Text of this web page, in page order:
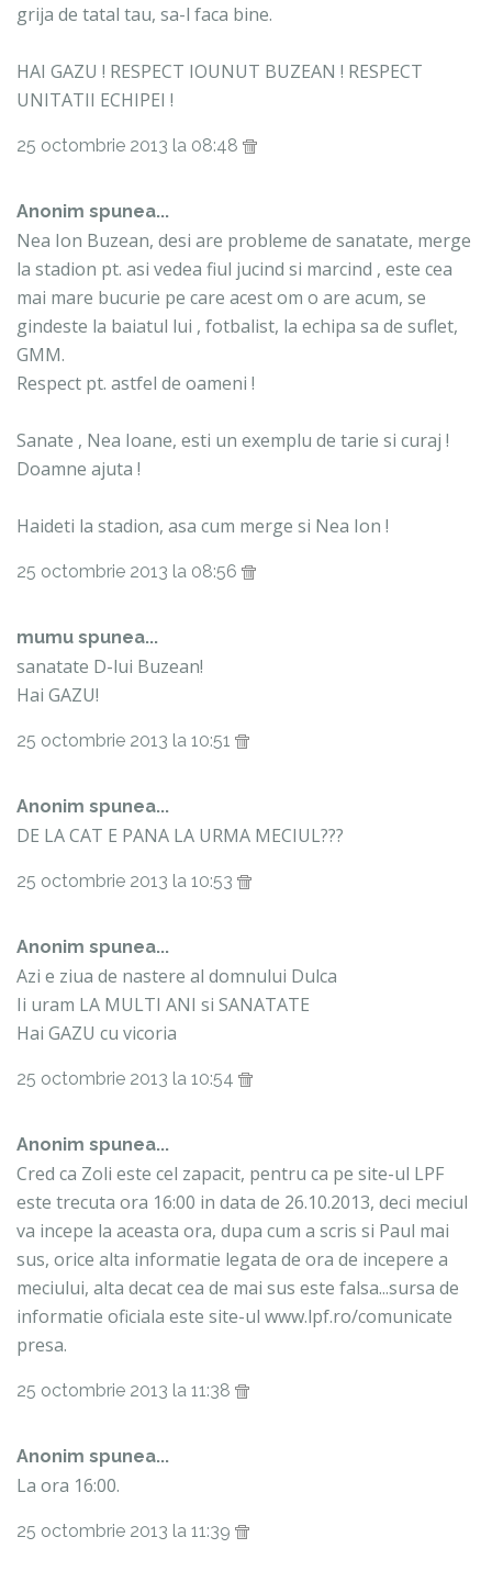
grija de tatal tau, sa-l faca bine.
HAI GAZU ! RESPECT IOUNUT BUZEAN ! RESPECT
UNITATII ECHIPEI !
25 octombrie 2013 la 08:48
Anonim spunea...
Nea Ion Buzean, desi are probleme de sanatate, merge
la stadion pt. asi vedea fiul jucind si marcind , este cea
mai mare bucurie pe care acest om o are acum, se
gindeste la baiatul lui , fotbalist, la echipa sa de suflet,
GMM.
Respect pt. astfel de oameni !
Sanate , Nea Ioane, esti un exemplu de tarie si curaj !
Doamne ajuta !
Haideti la stadion, asa cum merge si Nea Ion !
25 octombrie 2013 la 08:56
mumu spunea...
sanatate D-lui Buzean!
Hai GAZU!
25 octombrie 2013 la 10:51
Anonim spunea...
DE LA CAT E PANA LA URMA MECIUL???
25 octombrie 2013 la 10:53
Anonim spunea...
Azi e ziua de nastere al domnului Dulca
Ii uram LA MULTI ANI si SANATATE
Hai GAZU cu vicoria
25 octombrie 2013 la 10:54
Anonim spunea...
Cred ca Zoli este cel zapacit, pentru ca pe site-ul LPF
este trecuta ora 16:00 in data de 26.10.2013, deci meciul
va incepe la aceasta ora, dupa cum a scris si Paul mai
sus, orice alta informatie legata de ora de incepere a
meciului, alta decat cea de mai sus este falsa...sursa de
informatie oficiala este site-ul www.lpf.ro/comunicate
presa.
25 octombrie 2013 la 11:38
Anonim spunea...
La ora 16:00.
25 octombrie 2013 la 11:39